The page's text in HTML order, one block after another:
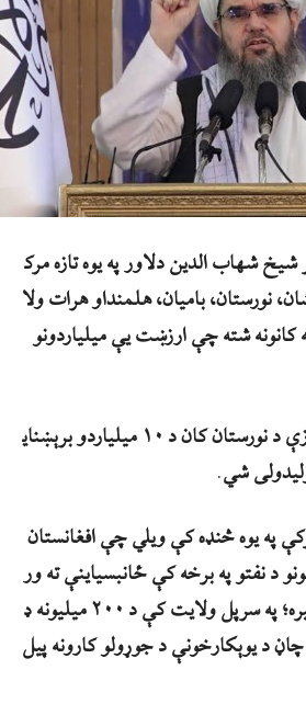
شیخشهابالدیندلاورپهیوهتازهمرک
نورستان،بامیان،هلمنداوهراتولا
کانونهشتهچېارزښتیېمیلیاردونو
دنورستانکاند ۱۰ میلیاردوبرېښنای
شي.
پهیوهڅنډهکېویليچېافغانستان
دنفتوپهبرخهکېځانبسیاینېتهور
پهسرپلولایتکېد ۲۰۰میلیونهډ
چاڼدیوېکارخونېدجوړولوکارونهپیل